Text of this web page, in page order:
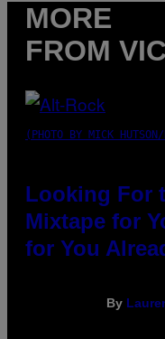
MORE
FROM
(PHOTO BY MICK HUTSON/
Looking For
Mixtape for
for You
By